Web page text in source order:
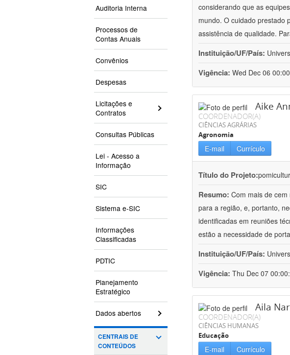
Auditoria Interna
Processos de
Contas Anuais
Convênios
Despesas
Licitações e
Contratos
Consultas Públicas
Lei - Acesso a
Informação
SIC
Sistema e-SIC
Informações
Classificadas
PDTIC
Planejamento
Estratégico
Dados abertos
CENTRAIS DE
CONTEÚDOS
considerando que as
mundo. O cuidado prestado
assistência de qualidade.
Instituição/UF/País:
Vigência: Wed Dec 06
Aike
COORDENADOR(A)
CIÊNCIAS AGRÁRIAS
Agronomia
E-mail Currículo
Título do Projeto:
Resumo: Com mais de
para a região, e, portanto,
identificadas em reuniões
estão a necessidade de
Instituição/UF/País:
Vigência: Thu Dec 07
Aila
COORDENADOR(A)
CIÊNCIAS HUMANAS
Educação
E-mail Currículo